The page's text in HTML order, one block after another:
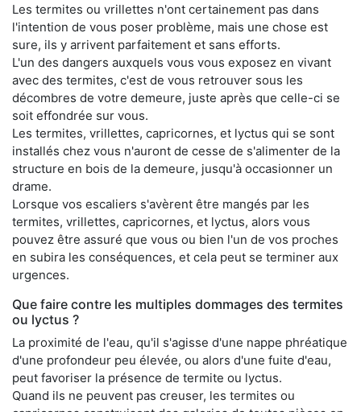
Les termites ou vrillettes n'ont certainement pas dans
l'intention de vous poser problème, mais une chose est
sure, ils y arrivent parfaitement et sans efforts.
L'un des dangers auxquels vous vous exposez en vivant
avec des termites, c'est de vous retrouver sous les
décombres de votre demeure, juste après que celle-ci se
soit effondrée sur vous.
Les termites, vrillettes, capricornes, et lyctus qui se sont
installés chez vous n'auront de cesse de s'alimenter de la
structure en bois de la demeure, jusqu'à occasionner un
drame.
Lorsque vos escaliers s'avèrent être mangés par les
termites, vrillettes, capricornes, et lyctus, alors vous
pouvez être assuré que vous ou bien l'un de vos proches
en subira les conséquences, et cela peut se terminer aux
urgences.
Que faire contre les multiples dommages des termites
ou lyctus ?
La proximité de l'eau, qu'il s'agisse d'une nappe phréatique
d'une profondeur peu élevée, ou alors d'une fuite d'eau,
peut favoriser la présence de termite ou lyctus.
Quand ils ne peuvent pas creuser, les termites ou